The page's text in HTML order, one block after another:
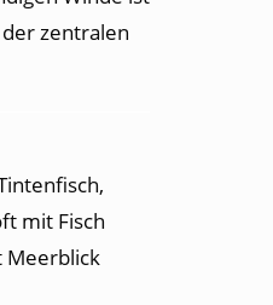
zentralen
mit Fisch
Meerblick